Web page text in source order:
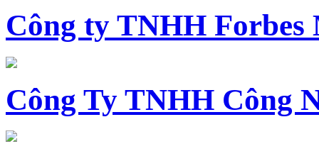
Công ty TNHH
Công Ty TNHH Công